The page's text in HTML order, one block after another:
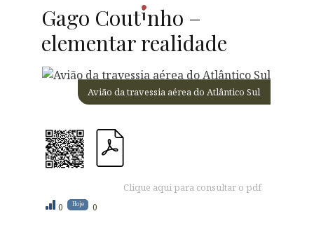
Gago Coutinho –
elementar realidade
Avião da travessia aérea do Atlântico Sul
Clique aqui para consultar o pdf
0 Hoje 0